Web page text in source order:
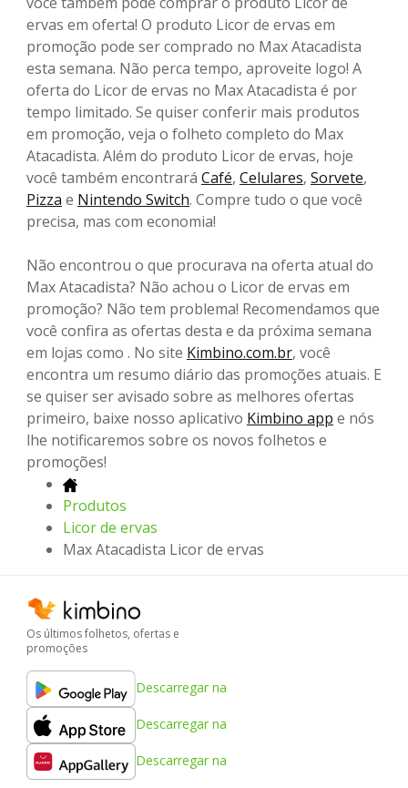
ervas em oferta! O produto Licor de ervas em
promoção pode ser comprado no Max Atacadista
esta semana. Não perca tempo, aproveite logo! A
oferta do Licor de ervas no Max Atacadista é por
tempo limitado. Se quiser conferir mais produtos
em promoção, veja o folheto completo do Max
Atacadista. Além do produto Licor de ervas, hoje
você também encontrará Café, Celulares, Sorvete,
Pizza e Nintendo Switch. Compre tudo o que você
precisa, mas com economia!
Não encontrou o que procurava na oferta atual do
Max Atacadista? Não achou o Licor de ervas em
promoção? Não tem problema! Recomendamos que
você confira as ofertas desta e da próxima semana
em lojas como . No site Kimbino.com.br, você
encontra um resumo diário das promoções atuais. E
se quiser ser avisado sobre as melhores ofertas
primeiro, baixe nosso aplicativo Kimbino app e nós
lhe notificaremos sobre os novos folhetos e
promoções!
Produtos
Licor de ervas
Max Atacadista Licor de ervas
Os últimos folhetos, ofertas e
promoções
Descarregar na
Descarregar na
Descarregar na